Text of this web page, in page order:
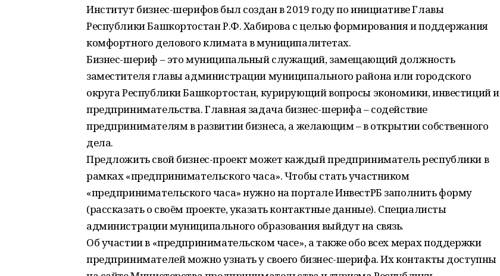
Институт бизнес-шерифов был создан в 2019 году по инициативе Главы
Республики Башкортостан Р.Ф. Хабирова с целью формирования и поддержания
комфортного делового климата в муниципалитетах.
Бизнес-шериф – это муниципальный служащий, замещающий должность
заместителя главы администрации муниципального района или городского
округа Республики Башкортостан, курирующий вопросы экономики, инвестиций и
предпринимательства. Главная задача бизнес-шерифа – содействие
предпринимателям в развитии бизнеса, а желающим – в открытии собственного
дела.
Предложить свой бизнес-проект может каждый предприниматель республики в
рамках «предпринимательского часа». Чтобы стать участником
«предпринимательского часа» нужно на портале ИнвестРБ заполнить форму
(рассказать о своём проекте, указать контактные данные). Специалисты
администрации муниципального образования выйдут на связь.
Об участии в «предпринимательском часе», а также обо всех мерах поддержки
предпринимателей можно узнать у своего бизнес-шерифа. Их контакты доступны